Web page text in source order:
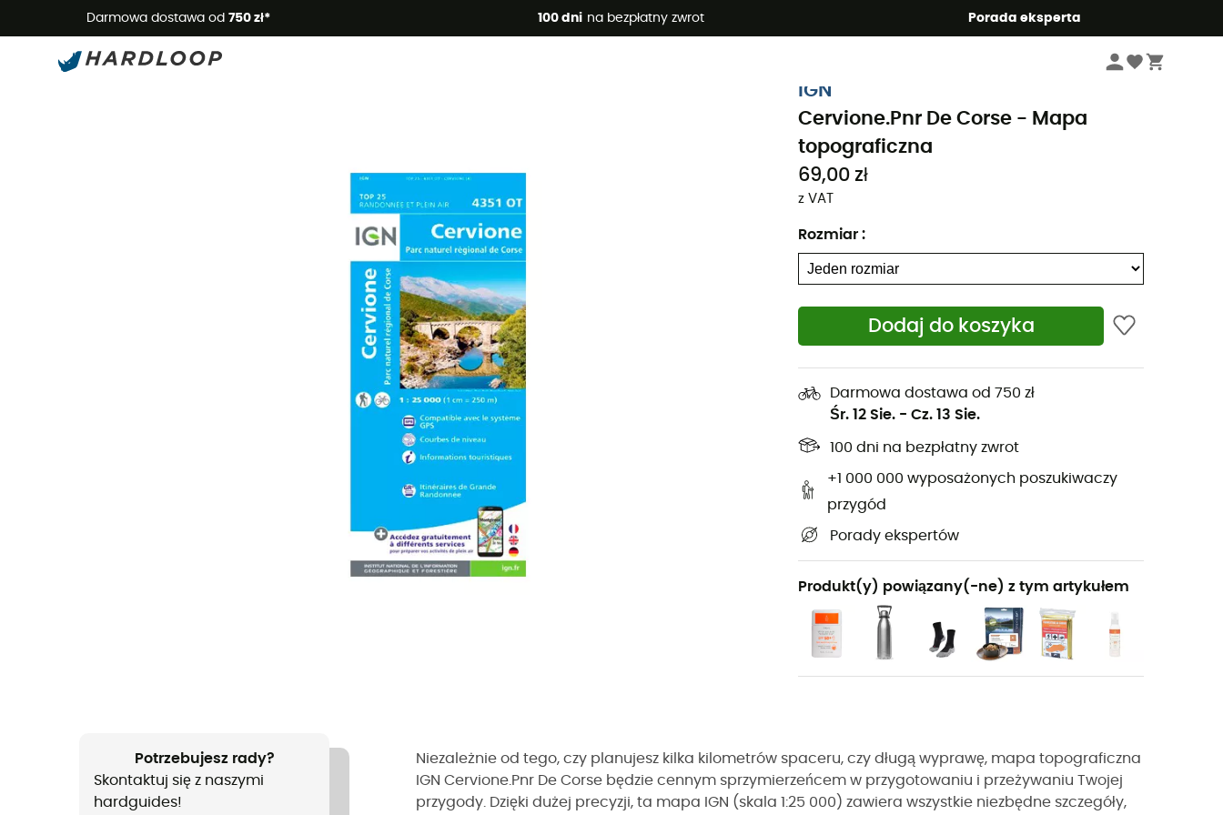
Darmowa dostawa od 750 zł* 100 dni na bezpłatny zwrot Porada eksperta
Letnie promocje 🔥 -5% DODATKOWO przy zakupie 2 produktów*, kod Summer5
IGN
Cervione.Pnr De Corse - Mapa
topograficzna
69,00 zł
z VAT
Rozmiar :
Dodaj do koszyka
Darmowa dostawa od 750 zł
Śr. 12 Sie. - Cz. 13 Sie.
100 dni na bezpłatny zwrot
+1 000 000 wyposażonych poszukiwaczy
przygód
Porady ekspertów
Produkt(y) powiązany(-ne) z tym artykułem
Potrzebujesz rady?
Skontaktuj się z naszymi
hardguides!
Niezależnie od tego, czy planujesz kilka kilometrów spaceru, czy długą wyprawę, mapa topograficzna
IGN Cervione.Pnr De Corse będzie cennym sprzymierzeńcem w przygotowaniu i przeżywaniu Twojej
przygody. Dzięki dużej precyzji, ta mapa IGN (skala 1:25 000) zawiera wszystkie niezbędne szczegóły,